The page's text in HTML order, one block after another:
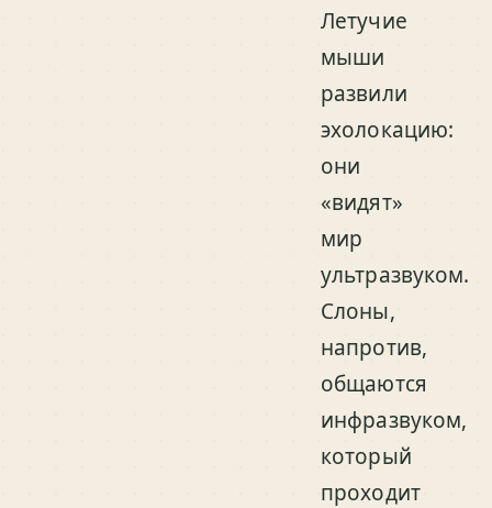
Летучие
мыши
развили
эхолокацию:
они
«видят»
мир
ультразвуком.
Слоны,
напротив,
общаются
инфразвуком,
который
проходит